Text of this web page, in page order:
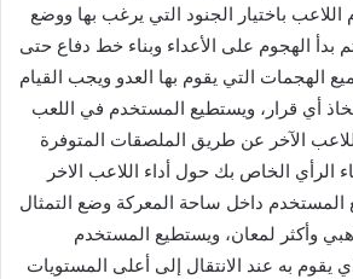
اللاعب باختيار الجنود التي يرغب بها ووضع
بدأ الهجوم على الأعداء وبناء خط دفاع حتى
الهجمات التي يقوم بها العدو ويجب القيام
أي قرار، ويستطيع المستخدم في اللعب
الآخر عن طريق الملصقات المتوفرة
الرأي الخاص بك حول أداء اللاعب الاخر
داخل ساحة المعركة وضع التمثال
وأكثر لمعان، ويستطيع المستخدم
يقوم به عند الانتقال إلى أعلى المستويات